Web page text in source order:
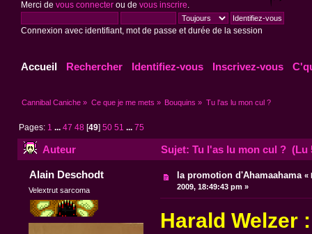
Merci de vous connecterou de vous inscrire
Connexion avec identifiant, mot de passe et durée de la session
Accueil Rechercher Identifiez-vous Inscrivez-vous
Cannibal Caniche » Ce que je me mets » Bouquins » Tu l'as lu mon cul ?
Pages: 1 ...47 48 [49]50 51 ...75
Auteur Sujet: Tu l'as lu mon cul ? (Lu
Alain Deschodt
Velextrut sarcoma
la promotion d'Ahamaahama «
2009, 18:49:43 pm »
Harald Welzer :